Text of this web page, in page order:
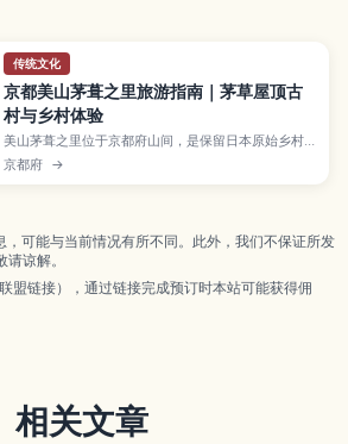
传统文化
京都美山茅葺之里旅游指南｜茅草屋顶古
村与乡村体验
美山茅葺之里位于京都府山间，是保留日本原始乡村
风貌的茅草屋顶聚落。本文将介绍村庄的历史与四季
景色、茅草屋修复与农事体验、使用在地食材的乡土
京都府 →
可能与当前情况有所不同。此外，我们不保证所发
谅解。
盟链接），通过链接完成预订时本站可能获得佣
相关文章